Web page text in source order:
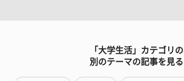
「大学生活」カテゴリの
別のテーマの記事を見る